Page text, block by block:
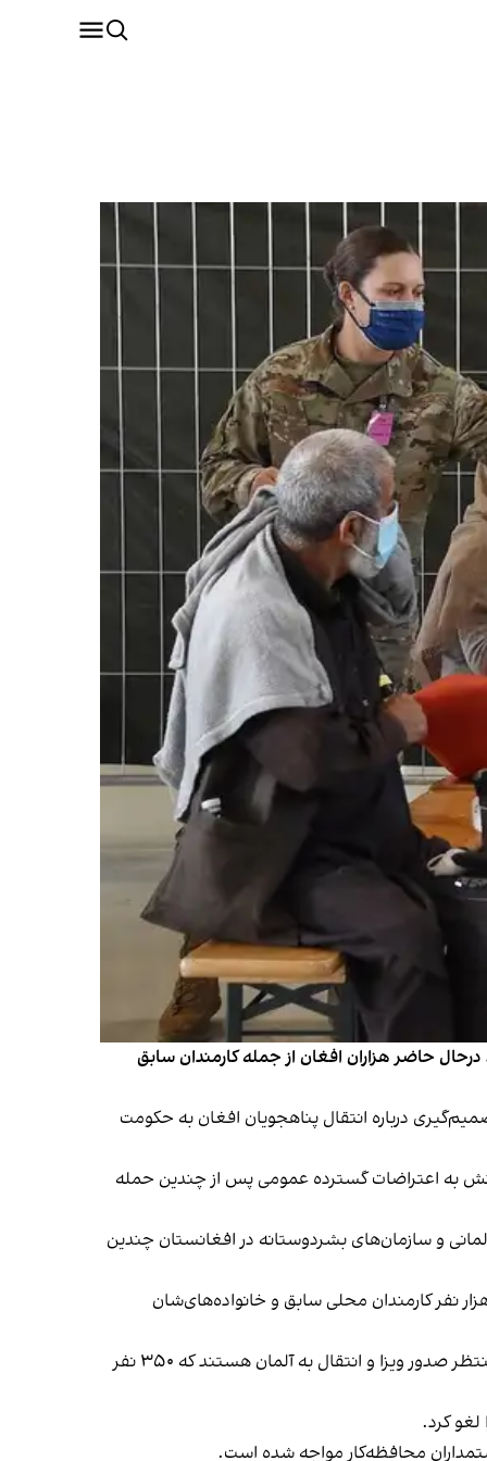
حاضر هزاران افغان از جمله کارمندان سابق
درباره انتقال پناهجویان افغان به حکومت
به اعتراضات گسترده عمومی پس از چندین حمله
محلی سابق نهادهای آلمانی و سازمان‌های بشردوستانه در افغانستان چندین
خارجه این کشور گفته است که در مجموع ۳۶ هزار نفر از طریق این برنامه‌‌ها وارد آلمان شده‌اند که از این میان بیش از ۲۰ هزار نفر کارمندان محلی سابق و خانواده‌های‌شان
آمار نشان می‌دهد که حدود دو هزار و ۶۰۰ نفر از سوی اداره فدرال مهاجرت و پناهندگی آلمان پذیرش دریافت کرده و هم اکنون منتظر صدور ویزا و انتقال به آلمان هستند که ۳۵۰ نفر
کرد.
محافظه‌کار مواجه شده است.